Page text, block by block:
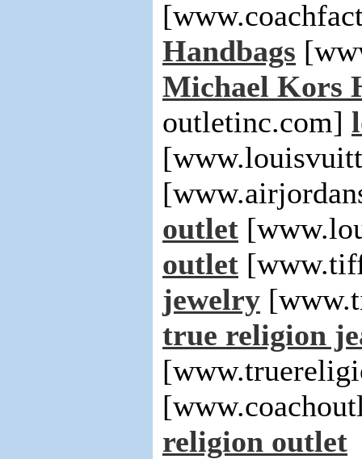
Handbags
Michael Kors
outletinc.com]
outlet
outlet
jewelry
true religion
religion outlet